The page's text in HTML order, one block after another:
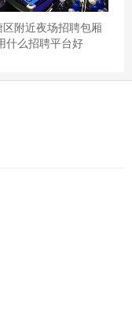
区附近夜场招聘包厢
什么招聘平台好